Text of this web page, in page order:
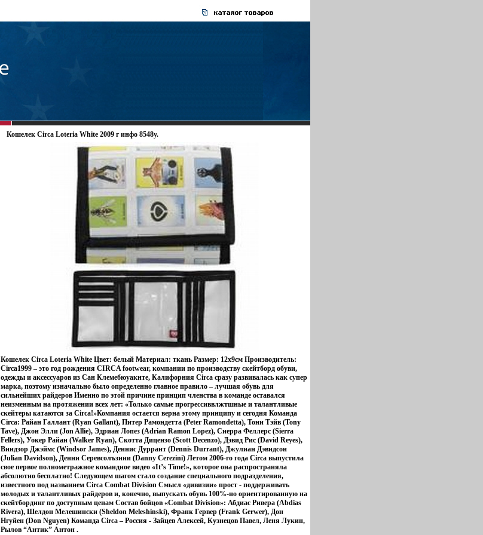
Кошелек Circa Loteria White 2009 г инфо 8548y.
Кошелек Circa Loteria White Цвет: белый Материал: ткань Размер: 12x9см Производитель:
Circa1999 – это год рождения CIRCA footwear, компании по производству скейтборд обуви,
одежды и аксессуаров из Сан Клемебюуакнте, Калифорния Circa сразу развивалась как супер
марка, поэтому изначально было определенно главное правило – лучшая обувь для
сильнейших райдеров Именно по этой причине принцип членства в команде оставался
неизменным на протяжении всех лет: «Только самые прогрессиввлжтшные и талантливые
скейтеры катаются за Circa!»Компания остается верна этому принципу и сегодня Команда
Circa: Райан Галлант (Ryan Gallant), Питер Рамондетта (Peter Ramondetta), Тони Тэйв (Tony
Tave), Джон Элли (Jon Allie), Эдриан Лопез (Adrian Ramon Lopez), Сиерра Феллерс (Sierra
Fellers), Уокер Райан (Walker Ryan), Скотта Дицензо (Scott Decenzo), Дэвид Рис (David Reyes),
Виндзор Джэймс (Windsor James), Деннис Дуррант (Dennis Durrant), Джулиан Дэвидсон
(Julian Davidson), Денни Серевсолъзини (Danny Cerezini) Летом 2006-го года Circa выпустила
свое первое полнометражное командное видео «It’s Time!», которое она распространяла
абсолютно бесплатно! Следующем шагом стало создание специального подразделения,
известного под названием Circa Combat Division Смысл «дивизии» прост - поддерживать
молодых и талантливых райдеров и, конечно, выпускать обувь 100%-но ориентированную на
скейтбординг по доступным ценам Состав бойцов «Combat Division»: Абдиас Ривера (Abdias
Rivera), Шелдон Мелешински (Sheldon Meleshinski), Франк Гервер (Frank Gerwer), Дон
Нгуйен (Don Nguyen) Команда Circa – Россия - Зайцев Алексей, Кузнецов Павел, Леня Лукин,
Рылов “Антик” Антон .